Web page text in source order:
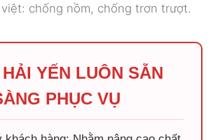
chống nồm, chống trơn trượt.
YẾN LUÔN SẴN
PHỤC VỤ